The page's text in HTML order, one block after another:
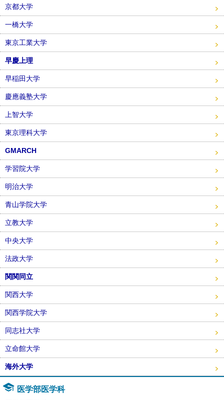
京都大学
一橋大学
東京工業大学
早慶上理
早稲田大学
慶應義塾大学
上智大学
東京理科大学
GMARCH
学習院大学
明治大学
青山学院大学
立教大学
中央大学
法政大学
関関同立
関西大学
関西学院大学
同志社大学
立命館大学
海外大学
医学部医学科